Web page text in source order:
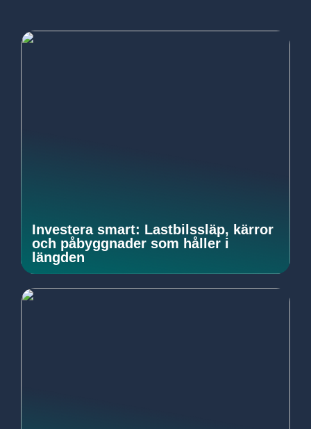
Investera smart: Lastbilssläp, kärror
och påbyggnader som håller i
längden